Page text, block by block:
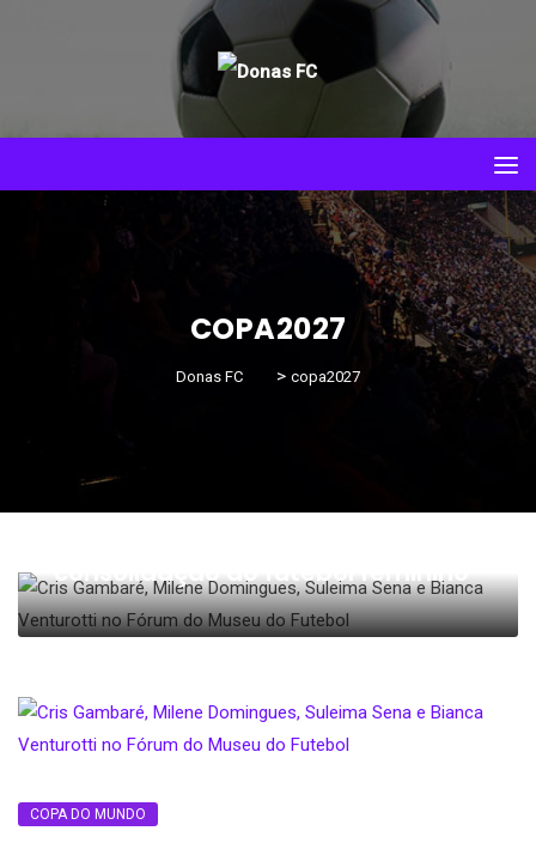
COPA2027
Donas FC > copa2027
Fórum no Museu do Futebol
consolidação do futebol feminino
COPA DO MUNDO